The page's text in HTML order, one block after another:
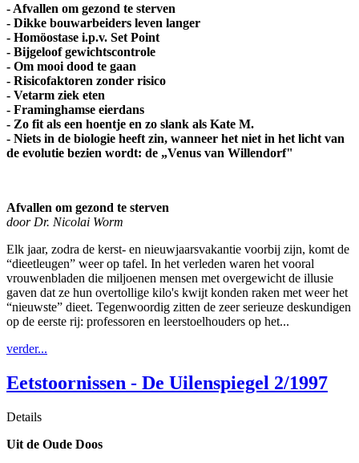
- Afvallen om gezond te sterven
- Dikke bouwarbeiders leven langer
- Homöostase i.p.v. Set Point
- Bijgeloof gewichtscontrole
- Om mooi dood te gaan
- Risicofaktoren zonder risico
- Vetarm ziek eten
- Framinghamse eierdans
- Zo fit als een hoentje en zo slank als Kate M.
- Niets in de biologie heeft zin, wanneer het niet in het licht van
de evolutie bezien wordt: de „Venus van Willendorf"
Afvallen om gezond te sterven
door Dr. Nicolai Worm
Elk jaar, zodra de kerst- en nieuwjaarsvakantie voorbij zijn, komt de
“dieetleugen” weer op tafel. In het verleden waren het vooral
vrouwenbladen die miljoenen mensen met overgewicht de illusie
gaven dat ze hun overtollige kilo's kwijt konden raken met weer het
“nieuwste” dieet. Tegenwoordig zitten de zeer serieuze deskundigen
op de eerste rij: professoren en leerstoelhouders op het...
verder...
Eetstoornissen - De Uilenspiegel 2/1997
Details
Uit de Oude Doos